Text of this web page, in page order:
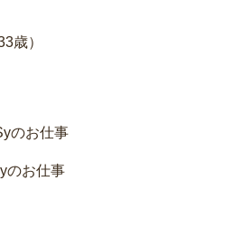
歳）
のお仕事
のお仕事